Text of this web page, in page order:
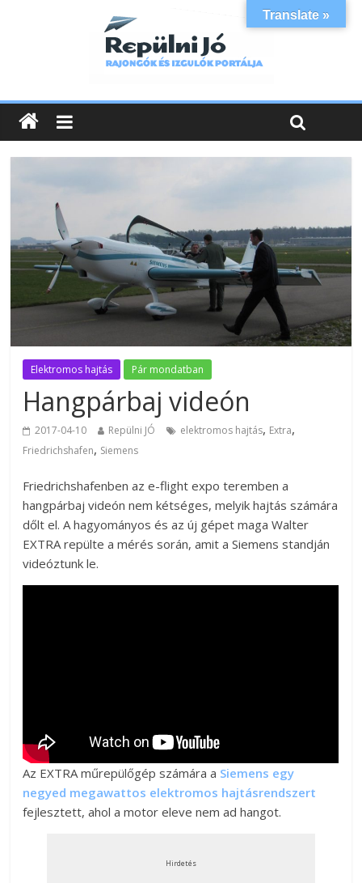
Elektromos hajtás Pár mondatban
Hangpárbaj videón
2017-04-10 Repülni JÓ elektromos hajtás, Extra,
Friedrichshafen, Siemens
Friedrichshafenben az e-flight expo teremben a
hangpárbaj videón nem kétséges, melyik hajtás számára
dőlt el. A hagyományos és az új gépet maga Walter
EXTRA repülte a mérés során, amit a Siemens standján
videóztunk le.
Az EXTRA műrepülőgép számára a Siemens egy
negyed megawattos elektromos hajtásrendszert
fejlesztett, ahol a motor eleve nem ad hangot.
Hirdetés
Translate »